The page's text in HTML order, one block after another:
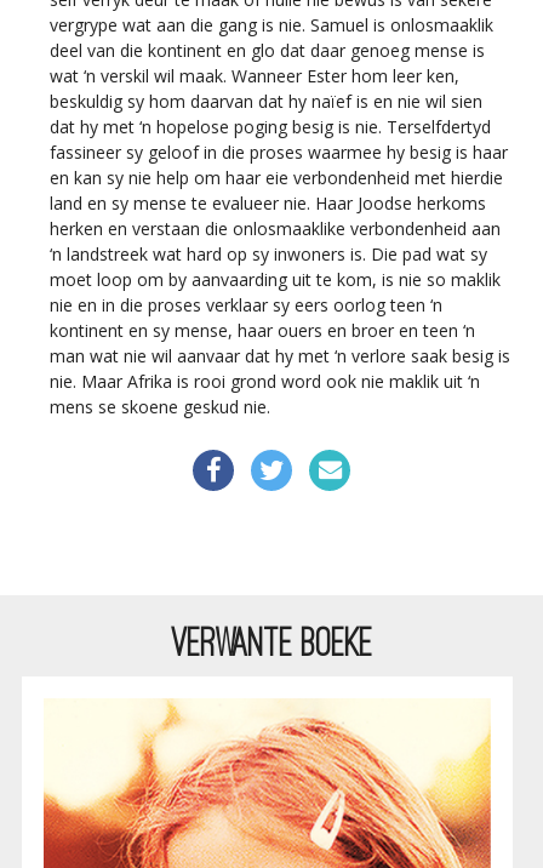
vergrype wat aan die gang is nie. Samuel is onlosmaaklik
deel van die kontinent en glo dat daar genoeg mense is
wat ‘n verskil wil maak. Wanneer Ester hom leer ken,
beskuldig sy hom daarvan dat hy naïef is en nie wil sien
dat hy met ‘n hopelose poging besig is nie. Terselfdertyd
fassineer sy geloof in die proses waarmee hy besig is haar
en kan sy nie help om haar eie verbondenheid met hierdie
land en sy mense te evalueer nie. Haar Joodse herkoms
herken en verstaan die onlosmaaklike verbondenheid aan
‘n landstreek wat hard op sy inwoners is. Die pad wat sy
moet loop om by aanvaarding uit te kom, is nie so maklik
nie en in die proses verklaar sy eers oorlog teen ‘n
kontinent en sy mense, haar ouers en broer en teen ‘n
man wat nie wil aanvaar dat hy met ‘n verlore saak besig is
nie. Maar Afrika is rooi grond word ook nie maklik uit ‘n
mens se skoene geskud nie.
VERWANTE BOEKE